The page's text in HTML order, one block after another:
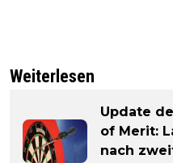
Weiterlesen
Update
of Merit:
nach